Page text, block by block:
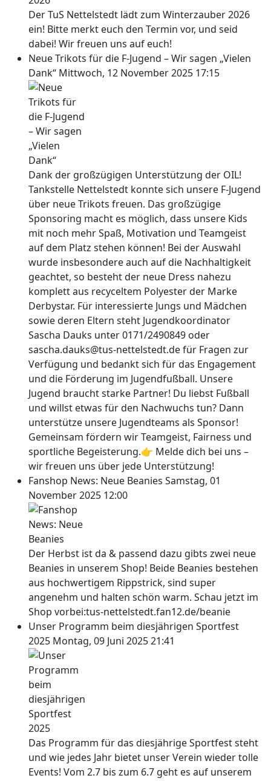
Der TuS Nettelstedt lädt zum Winterzauber 2026
ein! Bitte merkt euch den Termin vor, und seid
dabei! Wir freuen uns auf euch!
Neue Trikots für die F-Jugend – Wir sagen „Vielen
Dank“ Mittwoch, 12 November 2025 17:15
Dank der großzügigen Unterstützung der OIL!
Tankstelle Nettelstedt konnte sich unsere F-Jugend
über neue Trikots freuen. Das großzügige
Sponsoring macht es möglich, dass unsere Kids
mit noch mehr Spaß, Motivation und Teamgeist
auf dem Platz stehen können! Bei der Auswahl
wurde insbesondere auch auf die Nachhaltigkeit
geachtet, so besteht der neue Dress nahezu
komplett aus recyceltem Polyester der Marke
Derbystar. Für interessierte Jungs und Mädchen
sowie deren Eltern steht Jugendkoordinator
Sascha Dauks unter 0171/2490849 oder
sascha.dauks@tus-nettelstedt.de für Fragen zur
Verfügung und bedankt sich für das Engagement
und die Förderung im Jugendfußball. Unsere
Jugend braucht starke Partner! Du liebst Fußball
und willst etwas für den Nachwuchs tun? Dann
unterstütze unsere Jugendteams als Sponsor!
Gemeinsam fördern wir Teamgeist, Fairness und
sportliche Begeisterung.👉 Melde dich bei uns –
wir freuen uns über jede Unterstützung!
Fanshop News: Neue Beanies Samstag, 01
November 2025 12:00
Der Herbst ist da & passend dazu gibts zwei neue
Beanies in unserem Shop! Beide Beanies bestehen
aus hochwertigem Rippstrick, sind super
angenehm und halten schön warm. Schau jetzt im
Shop vorbei:tus-nettelstedt.fan12.de/beanie
Unser Programm beim diesjährigen Sportfest
2025 Montag, 09 Juni 2025 21:41
Das Programm für das diesjährige Sportfest steht
und wie jedes Jahr bietet unser Verein wieder tolle
Events! Vom 2.7 bis zum 6.7 geht es auf unserem